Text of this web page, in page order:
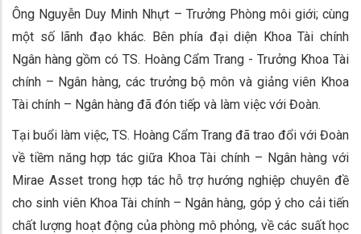
Ông Nguyễn Duy Minh Nhựt – Trưởng Phòng môi giới; cùng
một số lãnh đạo khác. Bên phía đại diện Khoa Tài chính
Ngân hàng gồm có TS. Hoàng Cẩm Trang - Trưởng Khoa Tài
chính – Ngân hàng, các trưởng bộ môn và giảng viên Khoa
Tài chính – Ngân hàng đã đón tiếp và làm việc với Đoàn.
Tại buổi làm việc, TS. Hoàng Cẩm Trang đã trao đổi với Đoàn
về tiềm năng hợp tác giữa Khoa Tài chính – Ngân hàng với
Mirae Asset trong hợp tác hỗ trợ hướng nghiệp chuyên đề
cho sinh viên Khoa Tài chính – Ngân hàng, góp ý cho cải tiến
chất lượng hoạt động của phòng mô phỏng, về các suất học